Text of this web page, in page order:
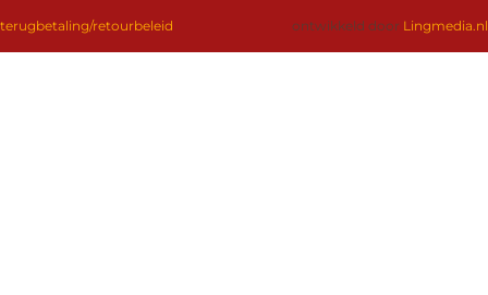
terugbetaling/retourbeleid ontwikkeld door Lingmedia.nl